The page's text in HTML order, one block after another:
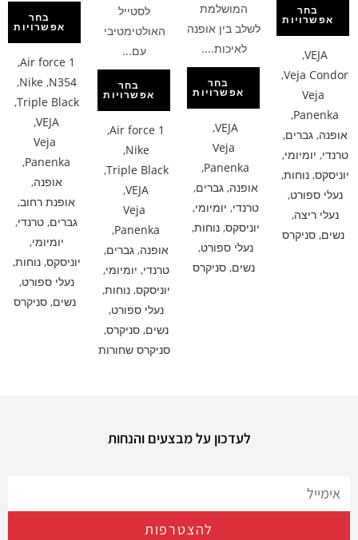
בחר
אפשרויות
VEJA
,
Veja Condor
,
Veja
Panenka
,
אופנה,גברים,
טרנדי, יומיומי,
יוניסקס,נוחות,
נעלי ספורט,
נעלי ריצה,
נשים, סניקרס
המושלמת
לשלב בין אופנה
לאיכות....
בחר
אפשרויות
VEJA
,
Veja
Panenka
,
אופנה,גברים,
טרנדי, יומיומי,
יוניסקס,נוחות,
נעלי ספורט,
נשים, סניקרס
לסטייל
האולטימטיבי
עם...
בחר
אפשרויות
Air force 1
,
Nike
,
Triple Black
,
VEJA
,
Veja
Panenka
,
אופנה,גברים,
טרנדי, יומיומי,
יוניסקס,נוחות,
נעלי ספורט,
נשים,סניקרס,
סניקרס שחורות
בחר
אפשרויות
Air force 1
,
N354
,
Nike
,
Triple Black
,
VEJA
,
Veja
Panenka
,
אופנה,
אופנת רחוב,
גברים, טרנדי,
יומיומי,
יוניסקס,נוחות,
נעלי ספורט,
נשים, סניקרס
לעדכון על מבצעים והנחות
להצטרפות